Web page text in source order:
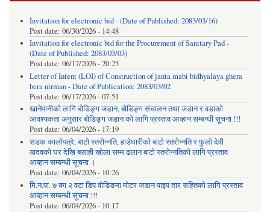
Invitation for electronic bid - (Date of Published: 2083/03/16)
Post date: 06/30/2026 - 14:48
Invitation for electronic bid for the Procurement of Sanitary Pad -
(Date of Published: 2083/03/03)
Post date: 06/17/2026 - 20:25
Letter of Intent (LOI) of Construction of janta mabi bidhyalaya ghera
bera nirman - Date of Publication: 2083/03/02
Post date: 06/17/2026 - 07:51
खानेपानीको लागि बोडिङ्ग जडान, बोडिङ्ग संचालन तथा जडान र वडाको
आवश्यकता अनुसार बोडिङ्ग जडान को लागि प्रस्ताव आव्हान सम्बन्धी सूचना !!!
Post date: 06/04/2026 - 17:19
सडक कालोपत्रे, बाटो स्तरोन्नति, हाडेघारीको बाटो स्तरोन्नति र फुलो देवी
यादवको घर देखि बसाही खोला सम्म ढलान बाटो स्तरोन्नतिको लागि प्रस्ताव
आव्हान सम्बन्धी सूचना ।
Post date: 06/04/2026 - 10:26
मि.न.पा. ७ का २ वटा डिप वोडिङमा मोटर जडान पाइप तार सहितको लागि प्रस्ताव
आव्हान सम्बन्धी सूचना !!!
Post date: 06/04/2026 - 10:17